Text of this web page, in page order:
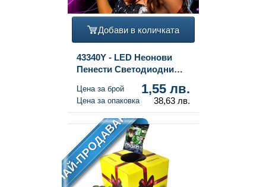
Добави в количката
43340Y - LED Неонови
Пенести Светодиодни
Цена за брой 1,55 лв.
Цена за опаковка 38,63 лв.
НАЙ-ПРОДАВАН